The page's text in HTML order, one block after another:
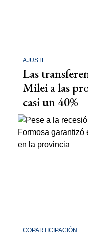
AJUSTE
Las
Milei a las
casi un 40%
COPARTICIPACIÓN